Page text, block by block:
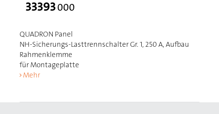
33393000
QUADRON Panel
NH-Sicherungs-Lasttrennschalter Gr. 1, 250 A, Aufbau
Rahmenklemme
für Montageplatte
Mehr